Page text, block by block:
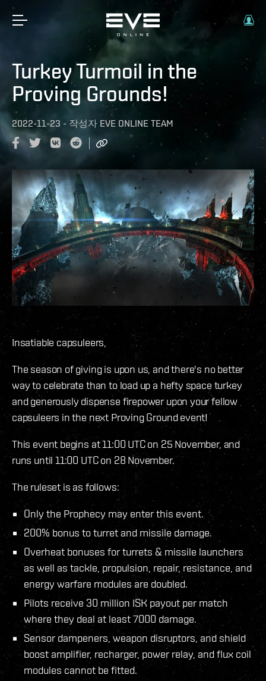
Turkey Turmoil in the
Proving Grounds!
2022-11-23 - 작성자 EVE ONLINE TEAM
Insatiable capsuleers,
The season of giving is upon us, and there's no better
way to celebrate than to load up a hefty space turkey
and generously dispense firepower upon your fellow
capsuleers in the next Proving Ground event!
This event begins at 11:00 UTC on 25 November, and
runs until 11:00 UTC on 28 November.
The ruleset is as follows:
Only the Prophecy may enter this event.
200% bonus to turret and missile damage.
Overheat bonuses for turrets & missile launchers
as well as tackle, propulsion, repair, resistance, and
energy warfare modules are doubled.
Pilots receive 30 million ISK payout per match
where they deal at least 7000 damage.
Sensor dampeners, weapon disruptors, and shield
boost amplifier, recharger, power relay, and flux coil
modules cannot be fitted.